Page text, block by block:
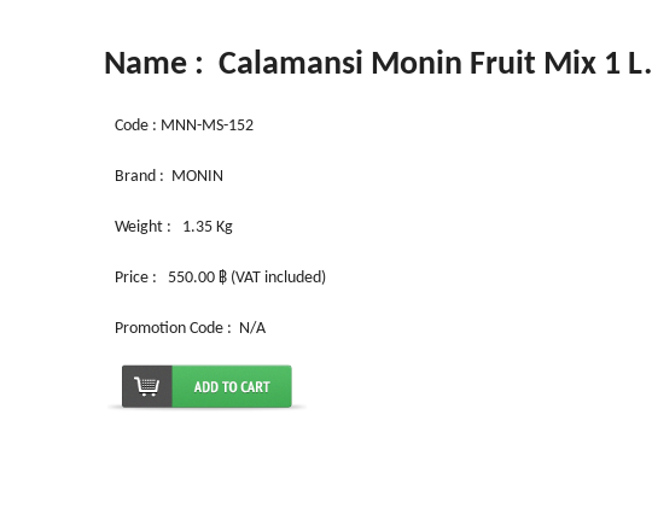
Name : Calamansi Monin Fruit Mix 1 L.
Code : MNN-MS-152
Brand : MONIN
Weight : 1.35 Kg
Price : 550.00 ฿ (VAT included)
Promotion Code : N/A